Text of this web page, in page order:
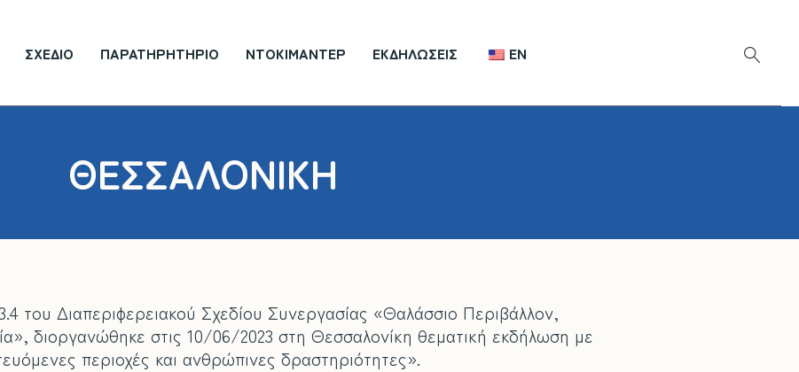
ΣΧΈΔΙΟ ΠΑΡΑΤΗΡΗΤΉΡΙΟ ΝΤΟΚΙΜΑΝΤΈΡ ΕΚΔΗΛΏΣΕΙΣ EN
ΘΕΣΣΑΛΟΝΊΚΗ
του Διαπεριφερειακού Σχεδίου Συνεργασίας «Θαλάσσιο Περιβάλλον,
διοργανώθηκε στις 10/06/2023 στη Θεσσαλονίκη θεματική εκδήλωση με
περιοχές και ανθρώπινες δραστηριότητες».